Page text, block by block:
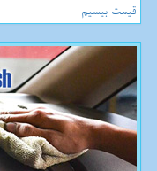
قیمت بیسیم